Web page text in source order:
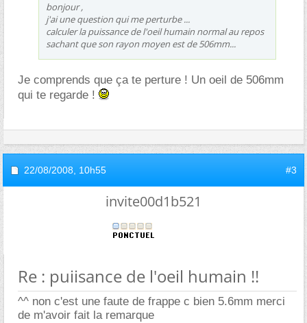
bonjour ,
j'ai une question qui me perturbe ...
calculer la puissance de l'oeil humain normal au repos
sachant que son rayon moyen est de 506mm...
Je comprends que ça te perture ! Un oeil de 506mm
qui te regarde !
22/08/2008, 10h55 #3
invite00d1b521
Re : puiisance de l'oeil humain !!
^^ non c'est une faute de frappe c bien 5.6mm merci
de m'avoir fait la remarque